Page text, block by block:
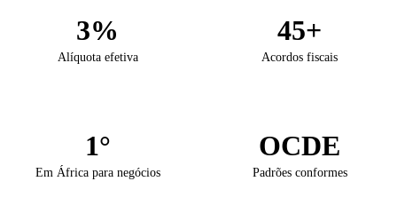
3%
Alíquota efetiva
45+
Acordos fiscais
1°
Em África para negócios
OCDE
Padrões conformes